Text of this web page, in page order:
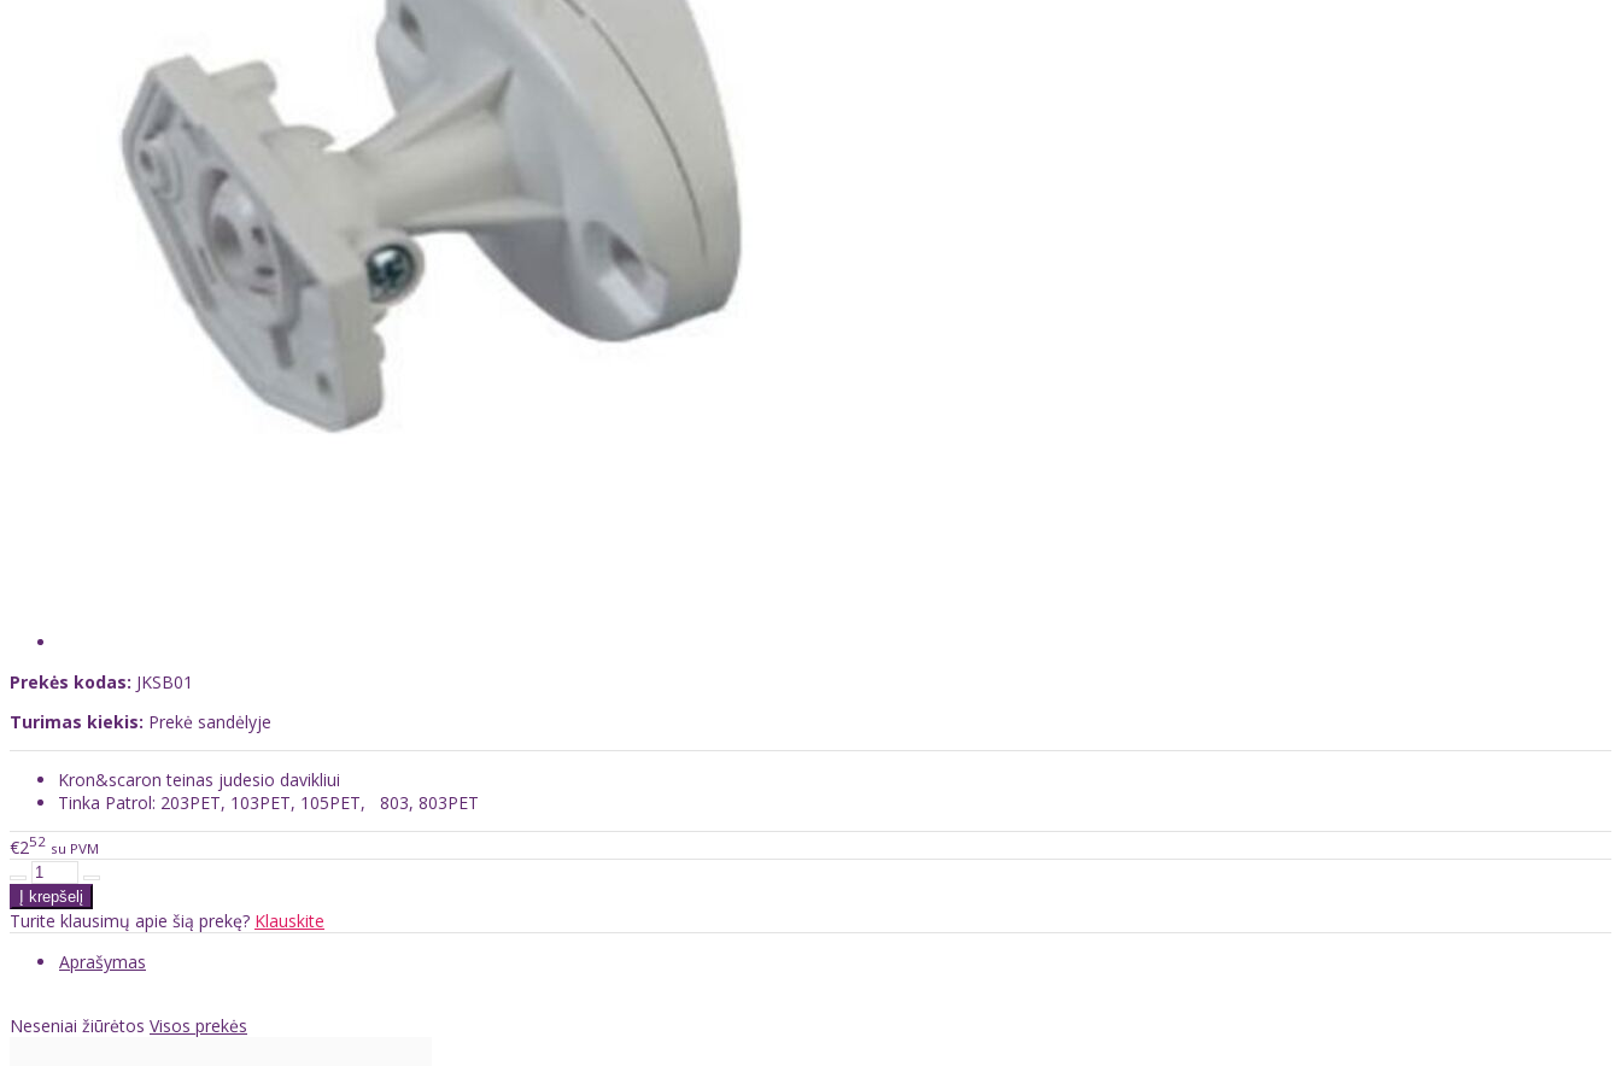
Prekės kodas: JKSB01
Turimas kiekis: Prekė sandėlyje
Kron&scaron teinas judesio davikliui
Tinka Patrol: 203PET, 103PET, 105PET, 803, 803PET
€252 su PVM
Turite klausimų apie šią prekę? Klauskite
Aprašymas
Neseniai žiūrėtos Visos prekės